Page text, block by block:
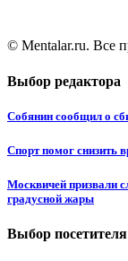
© Mentalar.ru. Все
Выбор редактора
Собянин сообщил о
Спорт помог снизить
Москвичей призвали
градусной жары
Выбор посетителя